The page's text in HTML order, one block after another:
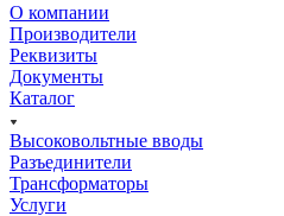
О компании
Производители
Реквизиты
Документы
Каталог
Высоковольтные вводы
Разъединители
Трансформаторы
Услуги